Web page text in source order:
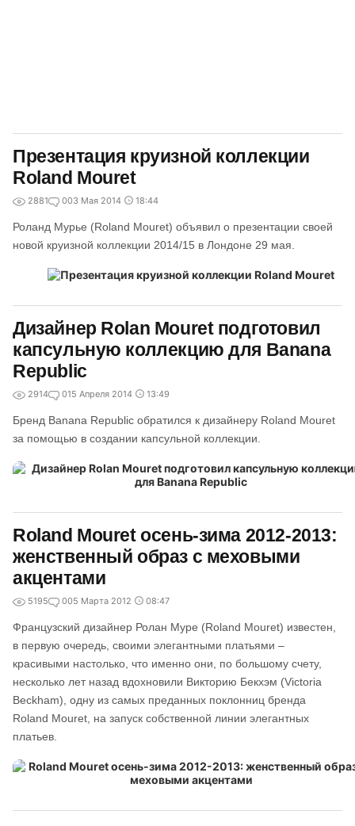
Презентация круизной коллекции
Roland Mouret
2881 003 Мая 2014 18:44
Роланд Мурье (Roland Mouret) объявил о презентации своей
новой круизной коллекции 2014/15 в Лондоне 29 мая.
Дизайнер Rolan Mouret подготовил
капсульную коллекцию для Banana
Republic
2914 015 Апреля 2014 13:49
Бренд Banana Republic обратился к дизайнеру Roland Mouret
за помощью в создании капсульной коллекции.
Roland Mouret осень-зима 2012-2013:
женственный образ с меховыми
акцентами
5195 005 Марта 2012 08:47
Французский дизайнер Ролан Муре (Roland Mouret) известен,
в первую очередь, своими элегантными платьями –
красивыми настолько, что именно они, по большому счету,
несколько лет назад вдохновили Викторию Бекхэм (Victoria
Beckham), одну из самых преданных поклонниц бренда
Roland Mouret, на запуск собственной линии элегантных
платьев.